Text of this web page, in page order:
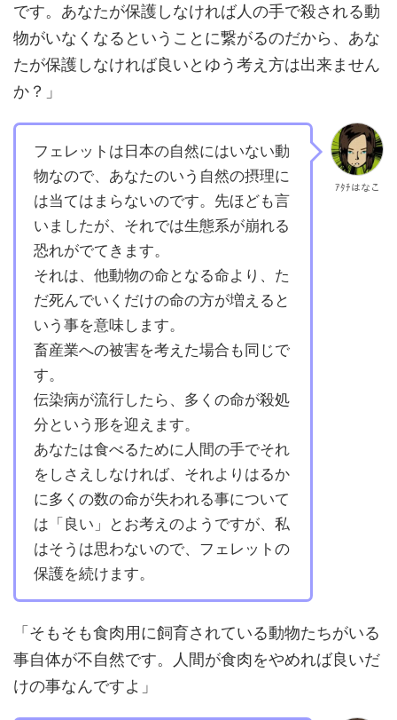
です。あなたが保護しなければ人の手で殺される動
物がいなくなるということに繋がるのだから、あな
たが保護しなければ良いとゆう考え方は出来ません
か？」
フェレットは日本の自然にはいない動
物なので、あなたのいう自然の摂理に
は当てはまらないのです。先ほども言
いましたが、それでは生態系が崩れる
恐れがでてきます。
それは、他動物の命となる命より、た
だ死んでいくだけの命の方が増えると
いう事を意味します。
畜産業への被害を考えた場合も同じで
す。
伝染病が流行したら、多くの命が殺処
分という形を迎えます。
あなたは食べるために人間の手でそれ
をしさえしなければ、それよりはるか
に多くの数の命が失われる事について
は「良い」とお考えのようですが、私
はそうは思わないので、フェレットの
保護を続けます。
ｱﾀﾁはなこ
「そもそも食肉用に飼育されている動物たちがいる
事自体が不自然です。人間が食肉をやめれば良いだ
けの事なんですよ」